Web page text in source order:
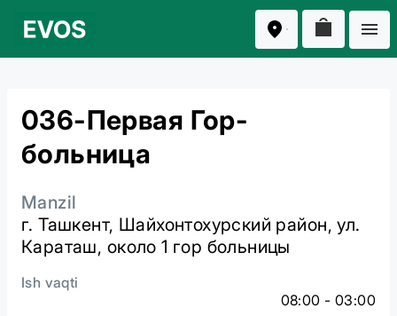
036-Первая Гор-
больница
Manzil
г. Ташкент, Шайхонтохурский район, ул.
Караташ, около 1 гор больницы
Ish vaqti
08:00 - 03:00